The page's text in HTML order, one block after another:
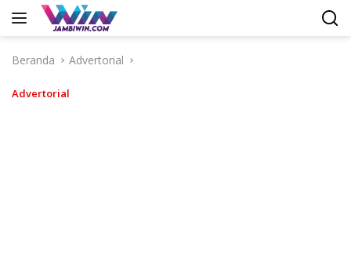
Langsung
Beranda
Advertorial
Advertorial